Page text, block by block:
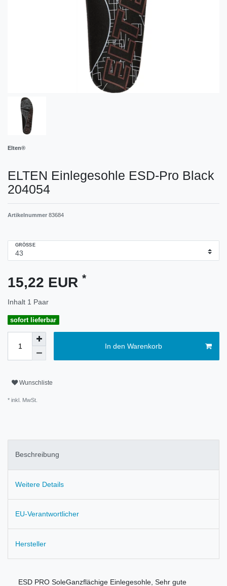
Elten®
ELTEN Einlegesohle ESD-Pro Black
204054
Artikelnummer 83684
GRÖSSE
15,22 EUR *
Inhalt 1 Paar
sofort lieferbar
In den Warenkorb
Wunschliste
* inkl. MwSt.
Beschreibung
Weitere Details
EU-Verantwortlicher
Hersteller
ESD PRO SoleGanzflächige Einlegesohle, Sehr gute